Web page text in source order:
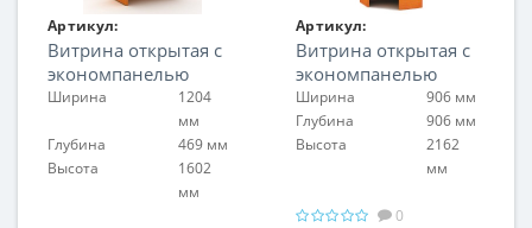
Артикул:
FIN.S.120.S.EP.00
Витрина открытая с
экономпанелью
Ширина
1204
мм
Глубина
469 мм
Высота
1602
мм
Артикул:
FIN.S.CON.H.EP.00
Витрина открытая с
экономпанелью
Ширина
906 мм
Глубина
906 мм
Высота
2162
мм
0